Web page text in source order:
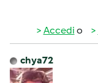
Accedi o
chya72